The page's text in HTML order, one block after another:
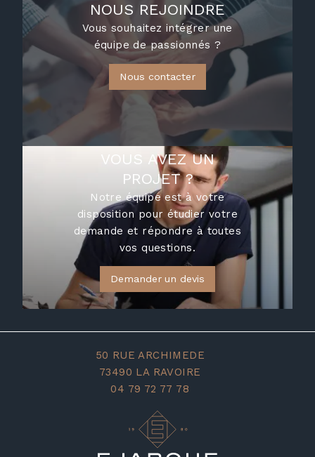
NOUS REJOINDRE
Vous souhaitez intégrer une
équipe de passionnés ?
Nous contacter
VOUS AVEZ UN
PROJET ?
Notre équipe est à votre
disposition pour étudier votre
demande et répondre à toutes
vos questions.
Demander un devis
50 RUE ARCHIMEDE
73490 LA RAVOIRE
04 79 72 77 78